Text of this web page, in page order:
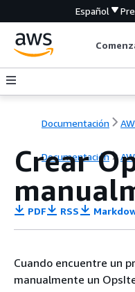
Español
Documentación
Documentación
Crear
PDF RSS
Cuando encuentre un
manualmente un